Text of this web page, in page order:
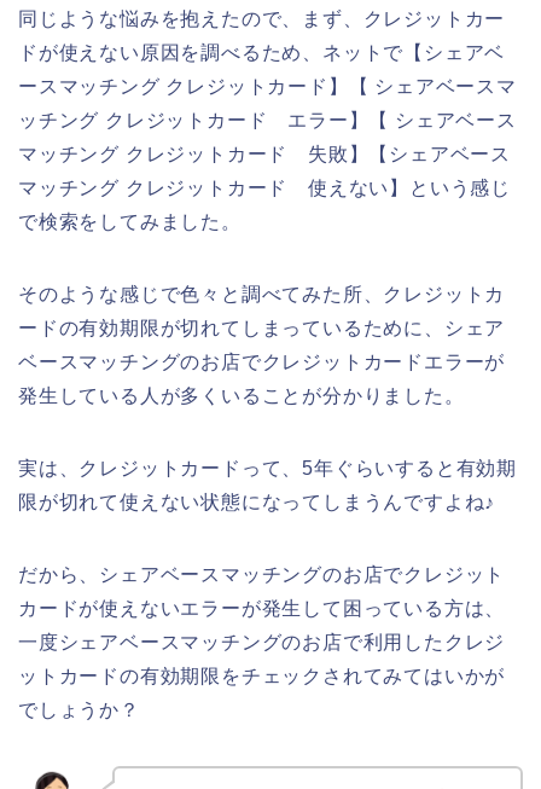
同じような悩みを抱えたので、まず、クレジットカー
ドが使えない原因を調べるため、ネットで【シェアベ
ースマッチング クレジットカード】【 シェアベースマ
ッチング クレジットカード エラー】【 シェアベース
マッチング クレジットカード 失敗】【シェアベース
マッチング クレジットカード 使えない】という感じ
で検索をしてみました。
そのような感じで色々と調べてみた所、クレジットカ
ードの有効期限が切れてしまっているために、シェア
ベースマッチングのお店でクレジットカードエラーが
発生している人が多くいることが分かりました。
実は、クレジットカードって、5年ぐらいすると有効期
限が切れて使えない状態になってしまうんですよね♪
だから、シェアベースマッチングのお店でクレジット
カードが使えないエラーが発生して困っている方は、
一度シェアベースマッチングのお店で利用したクレジ
ットカードの有効期限をチェックされてみてはいかが
でしょうか？